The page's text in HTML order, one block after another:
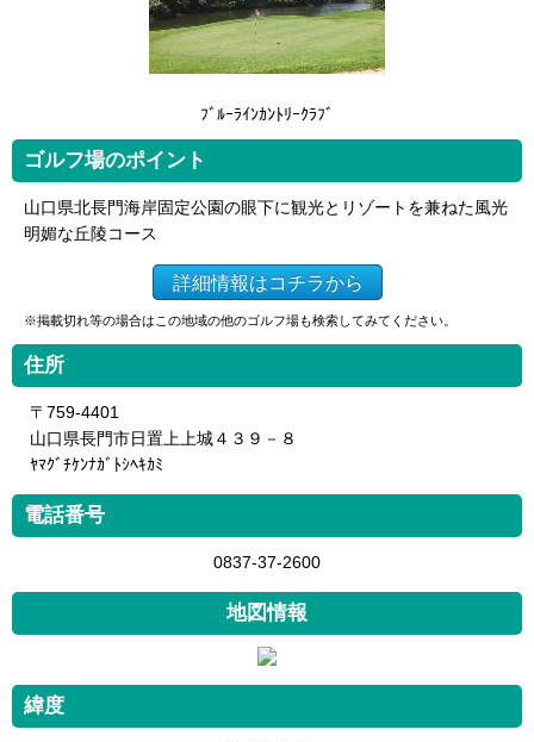
ﾌﾞﾙｰﾗｲﾝｶﾝﾄﾘｰｸﾗﾌﾞ
ゴルフ場のポイント
山口県北長門海岸固定公園の眼下に観光とリゾートを兼ねた風光
明媚な丘陵コース
詳細情報はコチラから
※掲載切れ等の場合はこの地域の他のゴルフ場も検索してみてください。
住所
〒759-4401
山口県長門市日置上上城４３９－８
ﾔﾏｸﾞﾁｹﾝﾅｶﾞﾄｼﾍｷｶﾐ
電話番号
0837-37-2600
地図情報
緯度